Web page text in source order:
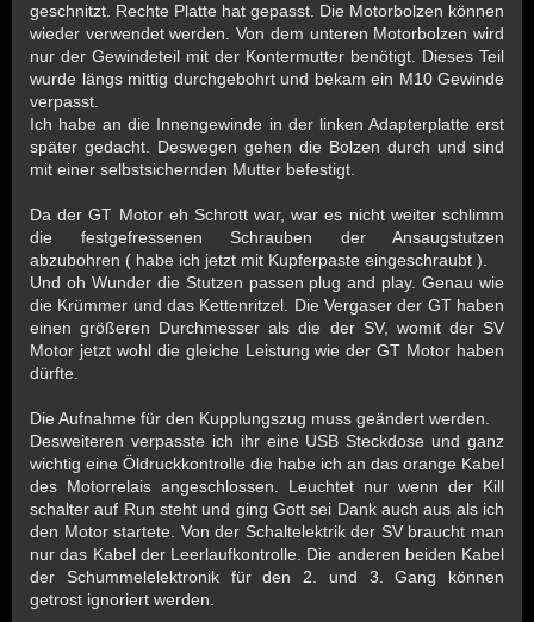
geschnitzt. Rechte Platte hat gepasst. Die Motorbolzen können
wieder verwendet werden. Von dem unteren Motorbolzen wird
nur der Gewindeteil mit der Kontermutter benötigt. Dieses Teil
wurde längs mittig durchgebohrt und bekam ein M10 Gewinde
verpasst.
Ich habe an die Innengewinde in der linken Adapterplatte erst
später gedacht. Deswegen gehen die Bolzen durch und sind
mit einer selbstsichernden Mutter befestigt.
Da der GT Motor eh Schrott war, war es nicht weiter schlimm
die festgefressenen Schrauben der Ansaugstutzen
abzubohren ( habe ich jetzt mit Kupferpaste eingeschraubt ).
Und oh Wunder die Stutzen passen plug and play. Genau wie
die Krümmer und das Kettenritzel. Die Vergaser der GT haben
einen größeren Durchmesser als die der SV, womit der SV
Motor jetzt wohl die gleiche Leistung wie der GT Motor haben
dürfte.
Die Aufnahme für den Kupplungszug muss geändert werden.
Desweiteren verpasste ich ihr eine USB Steckdose und ganz
wichtig eine Öldruckkontrolle die habe ich an das orange Kabel
des Motorrelais angeschlossen. Leuchtet nur wenn der Kill
schalter auf Run steht und ging Gott sei Dank auch aus als ich
den Motor startete. Von der Schaltelektrik der SV braucht man
nur das Kabel der Leerlaufkontrolle. Die anderen beiden Kabel
der Schummelelektronik für den 2. und 3. Gang können
getrost ignoriert werden.